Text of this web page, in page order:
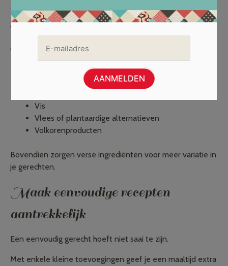
Kies voor verse ingrediënten
Verse producten geven vaak meer smaak.
Gebruik daarom regelmatig:
Groenten van het seizoen
Vis
Vlees of plantaardige alternatieven
Volkorenproducten
Bovendien zorgen verse ingrediënten voor meer variatie in
je gerechten.
Maak eenvoudige recepten
aantrekkelijk
Een eenvoudig gerecht hoeft niet saai te zijn.
Met enkele kleine toevoegingen geef je een maaltijd extra